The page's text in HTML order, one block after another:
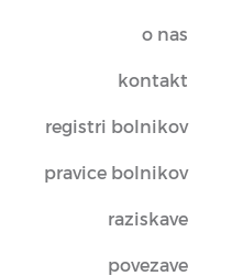
o nas
kontakt
registri bolnikov
pravice bolnikov
raziskave
povezave